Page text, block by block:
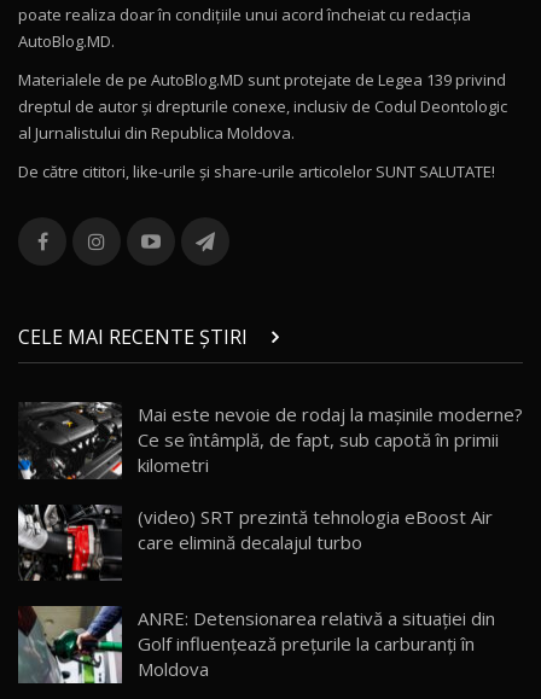
11
Noul Volvo ES90 / Test Drive AutoBlog.MD
12
Noul MG HS / Test Drive AutoBlog.MD
16:48
13
combină aventura cu luxul / AutoBlog.MD
36:08
chinez care face lumea să se întoarcă după el
/ AutoBlog.MD
17:27
15 14:37
16
AutoBlogMD
13:10
17 20:06
poate realiza doar în condițiile unui acord încheiat cu redacţia
AutoBlog.MD.
Materialele de pe AutoBlog.MD sunt protejate de Legea 139 privind
dreptul de autor și drepturile conexe, inclusiv de Codul Deontologic
al Jurnalistului din Republica Moldova.
De către cititori, like-urile şi share-urile articolelor SUNT SALUTATE!
CELE MAI RECENTE ȘTIRI
Mai este nevoie de rodaj la mașinile moderne?
Ce se întâmplă, de fapt, sub capotă în primii
kilometri
(video) SRT prezintă tehnologia eBoost Air
care elimină decalajul turbo
ANRE: Detensionarea relativă a situației din
Golf influențează prețurile la carburanți în
Moldova